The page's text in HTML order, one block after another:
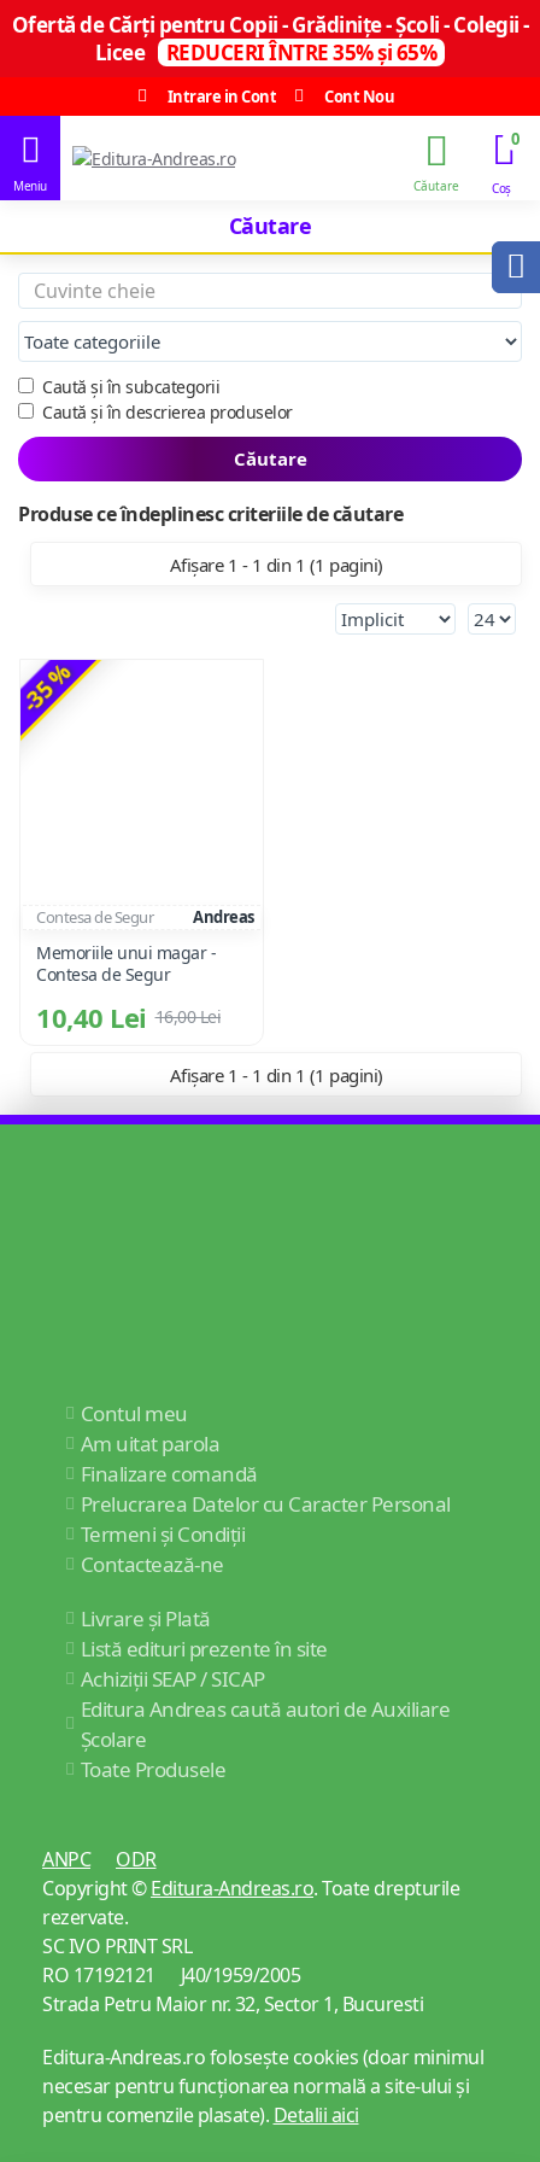
Ofertă de Cărți pentru Copii - Grădinițe - Școli - Colegii -
Licee
REDUCERI ÎNTRE 35% și 65%
Intrare in Cont
Cont Nou
0
Căutare
Caută și în subcategorii
Caută și în descrierea produselor
Căutare
Produse ce îndeplinesc criteriile de căutare
Afișare 1 - 1 din 1 (1 pagini)
-35 %
Contesa de Segur Andreas
Memoriile unui magar -
Contesa de Segur
10,40 Lei 16,00 Lei
Afișare 1 - 1 din 1 (1 pagini)
Contul meu
Am uitat parola
Finalizare comandă
Prelucrarea Datelor cu Caracter Personal
Termeni și Condiții
Contactează-ne
Livrare și Plată
Listă edituri prezente în site
Achiziții SEAP / SICAP
Editura Andreas caută autori de Auxiliare
Școlare
Toate Produsele
ANPC
ODR
Copyright ©Editura-Andreas.ro. Toate drepturile
rezervate.
SC IVO PRINT SRL
RO 17192121 J40/1959/2005
Strada Petru Maior nr. 32, Sector 1, Bucuresti
Editura-Andreas.ro folosește cookies (doar minimul
necesar pentru funcționarea normală a site-ului și
pentru comenzile plasate). Detalii aici